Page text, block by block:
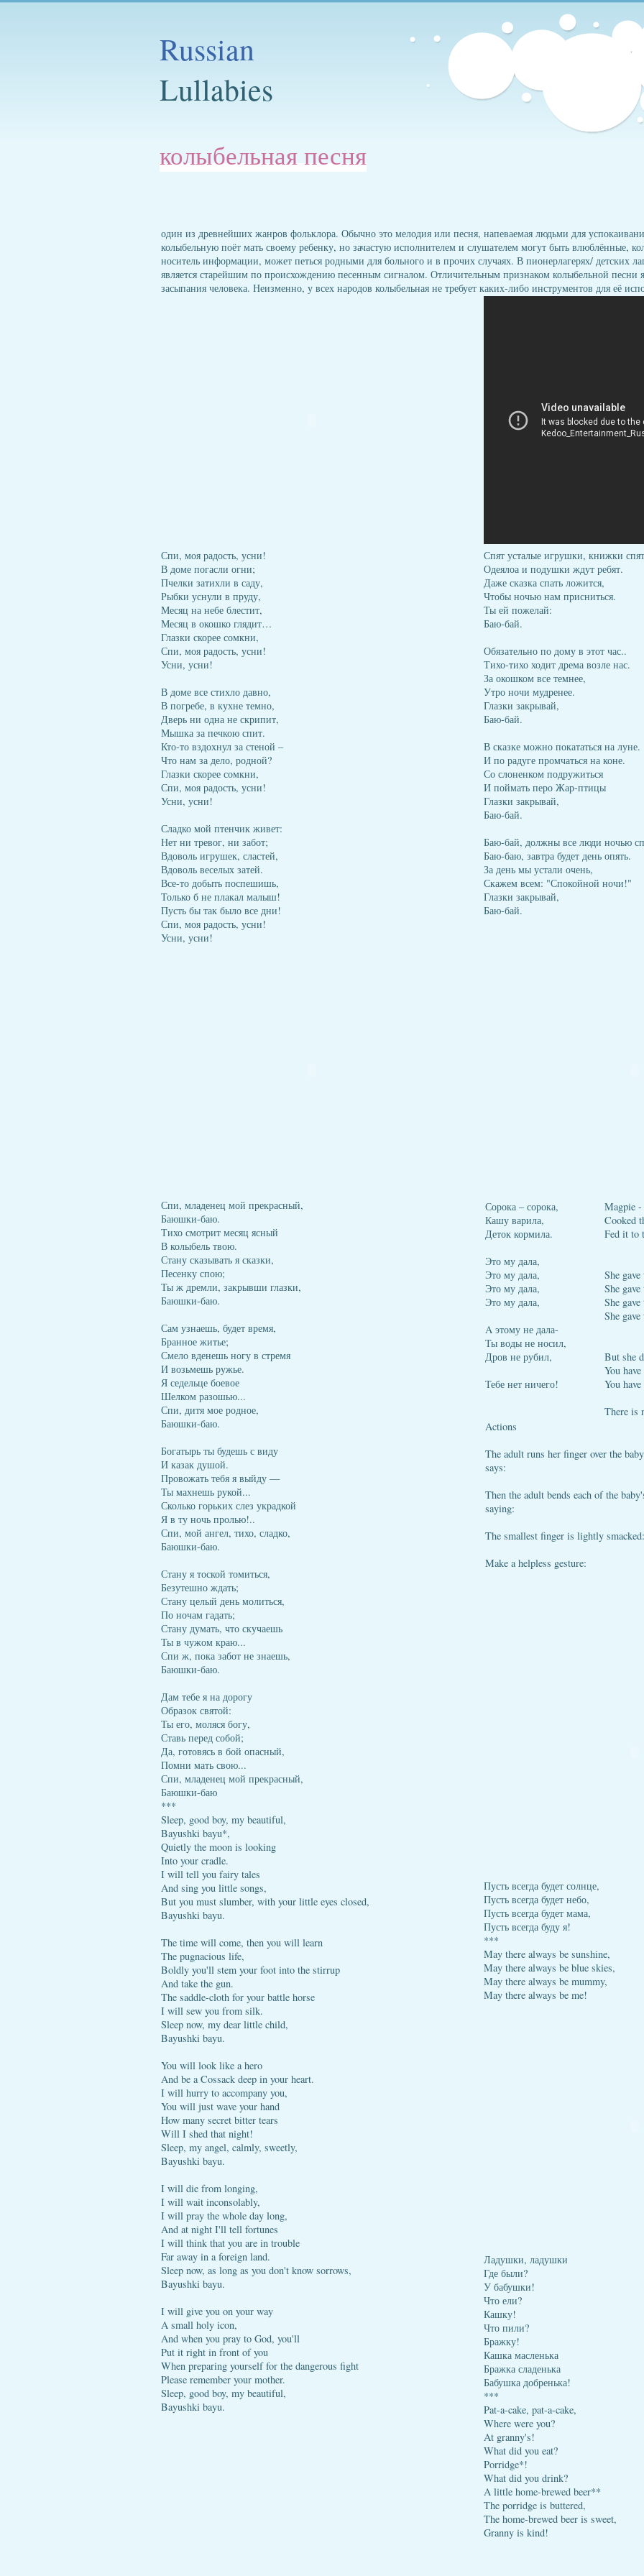
Russian
Lullabies
колыбельная песня
один из древнейших жанров фольклора. Обычно это мелодия или песня, напеваемая людьми для
колыбельную поёт мать своему ребенку, но зачастую исполнителем и слушателем могут быть влюблённые,
носитель информации, может петься родными для больного и в прочих случаях. В пионерлагерях/ детских
является старейшим по происхождению песенным сигналом. Отличительным признаком колыбельной песни
засыпания человека. Неизменно, у всех народов колыбельная не требует каких-либо инструментов для её
Спи, моя радость, усни!
В доме погасли огни;
Пчелки затихли в саду,
Рыбки уснули в пруду,
Месяц на небе блестит,
Месяц в окошко глядит…
Глазки скорее сомкни,
Спи, моя радость, усни!
Усни, усни!
В доме все стихло давно,
В погребе, в кухне темно,
Дверь ни одна не скрипит,
Мышка за печкою спит.
Кто-то вздохнул за стеной –
Что нам за дело, родной?
Глазки скорее сомкни,
Спи, моя радость, усни!
Усни, усни!
Сладко мой птенчик живет:
Нет ни тревог, ни забот;
Вдоволь игрушек, сластей,
Вдоволь веселых затей.
Все-то добыть поспешишь,
Только б не плакал малыш!
Пусть бы так было все дни!
Спи, моя радость, усни!
Усни, усни!
Спят усталые игрушки, книжки
Одеялоа и подушки ждут ребят.
Даже сказка спать ложится,
Чтобы ночью нам присниться.
Ты ей пожелай:
Баю-бай.
Обязательно по дому в этот час..
Тихо-тихо ходит дрема возле нас.
За окошком все темнее,
Утро ночи мудренее.
Глазки закрывай,
Баю-бай.
В сказке можно покататься на луне.
И по радуге промчаться на коне.
Со слоненком подружиться
И поймать перо Жар-птицы
Глазки закрывай,
Баю-бай.
Баю-бай, должны все люди ночью
Баю-баю, завтра будет день опять.
За день мы устали очень,
Скажем всем: "Спокойной ночи!"
Глазки закрывай,
Баю-бай.
Спи, младенец мой прекрасный,
Баюшки-баю.
Тихо смотрит месяц ясный
В колыбель твою.
Стану сказывать я сказки,
Песенку спою;
Ты ж дремли, закрывши глазки,
Баюшки-баю.
Сам узнаешь, будет время,
Бранное житье;
Смело вденешь ногу в стремя
И возьмешь ружье.
Я седельце боевое
Шелком разошью...
Спи, дитя мое родное,
Баюшки-баю.
Богатырь ты будешь с виду
И казак душой.
Провожать тебя я выйду —
Ты махнешь рукой...
Сколько горьких слез украдкой
Я в ту ночь пролью!..
Спи, мой ангел, тихо, сладко,
Баюшки-баю.
Стану я тоской томиться,
Безутешно ждать;
Стану целый день молиться,
По ночам гадать;
Стану думать, что скучаешь
Ты в чужом краю...
Спи ж, пока забот не знаешь,
Баюшки-баю.
Дам тебе я на дорогу
Образок святой:
Ты его, моляся богу,
Ставь перед собой;
Да, готовясь в бой опасный,
Помни мать свою...
Спи, младенец мой прекрасный,
Баюшки-баю
***
Sleep, good boy, my beautiful,
Bayushki bayu*,
Quietly the moon is looking
Into your cradle.
I will tell you fairy tales
And sing you little songs,
But you must slumber, with your little eyes closed,
Bayushki bayu.
The time will come, then you will learn
The pugnacious life,
Boldly you'll stem your foot into the stirrup
And take the gun.
The saddle-cloth for your battle horse
I will sew you from silk.
Sleep now, my dear little child,
Bayushki bayu.
You will look like a hero
And be a Cossack deep in your heart.
I will hurry to accompany you,
You will just wave your hand
How many secret bitter tears
Will I shed that night!
Sleep, my angel, calmly, sweetly,
Bayushki bayu.
I will die from longing,
I will wait inconsolably,
I will pray the whole day long,
And at night I'll tell fortunes
I will think that you are in trouble
Far away in a foreign land.
Sleep now, as long as you don't know sorrows,
Bayushki bayu.
I will give you on your way
A small holy icon,
And when you pray to God, you'll
Put it right in front of you
When preparing yourself for the dangerous fight
Please remember your mother.
Sleep, good boy, my beautiful,
Bayushki bayu.
Сорока – сорока,
Кашу варила,
Деток кормила.
Это му дала,
Это му дала,
Это му дала,
Это му дала,
A этому не дала-
Ты воды не носил,
Дров не рубил,
Тебе нет ничего!
Magpie
Cooked
Fed it to
She
She
She
She
But she
You
You
There is
Actions
The adult runs her finger over the
says:
Then the adult bends each of the
saying:
The smallest finger is lightly smacked:
Make a helpless gesture:
Пусть всегда будет солнце,
Пусть всегда будет небо,
Пусть всегда будет мама,
Пусть всегда буду я!
***
May there always be sunshine,
May there always be blue skies,
May there always be mummy,
May there always be me!
Ладушки, ладушки
Где были?
У бабушки!
Что ели?
Кашку!
Что пили?
Бражку!
Кашка масленька
Бражка сладенька
Бабушка добренька!
***
Pat-a-cake, pat-a-cake,
Where were you?
At granny's!
What did you eat?
Porridge*!
What did you drink?
A little home-brewed beer**
The porridge is buttered,
The home-brewed beer is sweet,
Granny is kind!